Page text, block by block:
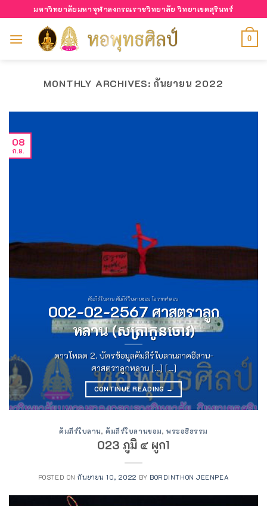
to
content
มหาวิทยาลัยมหาจุฬาลงกรณราชวิทยาลัย วิทยาเขตสุรินทร์
0
MONTHLY ARCHIVES: กันยายน 2022
คัมภีร์ใบลาน คัมภีร์ใบลานขอม โอวาทคำสอน
002-02-2567 ศาสตราลูก
หลาน (សត្រាកូនចោវ)
ดาวโหลด 2. บัตรข้อมูลคัมภีร์ใบลานภาคอีสาน-
ศาสตราลูกหลาน [...] [...]
CONTINUE READING →
08
ก.ย.
คัมภีร์ใบลาน,คัมภีร์ใบลานขอม, พระอธิธรรม
023 ภูมิ ๔ ผูก1
POSTED ONกันยายน 10, 2022 BY BORDINTHON JEENPEA